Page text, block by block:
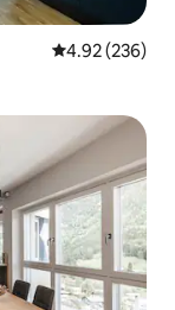
Calificación
4.92 (236)